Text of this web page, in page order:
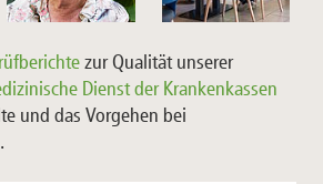
zur Qualität unserer
Dienst der Krankenkassen
und das Vorgehen bei